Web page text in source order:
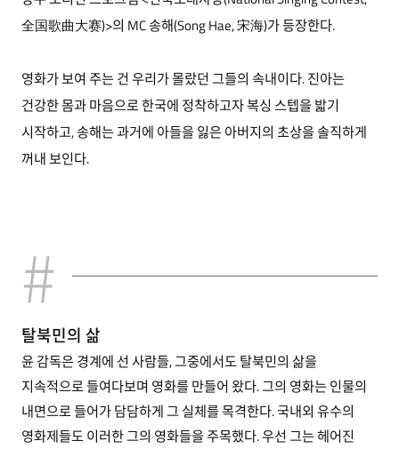
全国歌曲大赛)>의 MC 송해(Song Hae, 宋海)가 등장한다.
영화가 보여 주는 건 우리가 몰랐던 그들의 속내이다. 진아는
건강한 몸과 마음으로 한국에 정착하고자 복싱 스텝을 밟기
시작하고, 송해는 과거에 아들을 잃은 아버지의 초상을 솔직하게
꺼내 보인다.
탈북민의 삶
윤 감독은 경계에 선 사람들, 그중에서도 탈북민의 삶을
지속적으로 들여다보며 영화를 만들어 왔다. 그의 영화는 인물의
내면으로 들어가 담담하게 그 실체를 목격한다. 국내외 유수의
영화제들도 이러한 그의 영화들을 주목했다. 우선 그는 헤어진